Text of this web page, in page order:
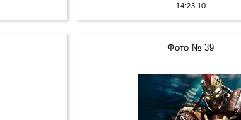
14:23:10
Фото № 39